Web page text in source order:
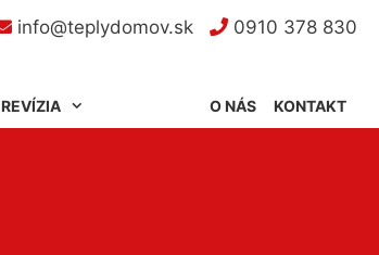
info@teplydomov.sk 0910 378 830
REVÍZIA KONTAKT
O NÁS